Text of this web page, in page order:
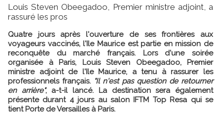
Louis Steven Obeegadoo, Premier ministre adjoint, a
rassuré les pros
Quatre jours après l'ouverture de ses frontières aux
voyageurs vaccinés, l'Ile Maurice est partie en mission de
reconquête du marché français. Lors d'une soirée
organisée à Paris, Louis Steven Obeegadoo, Premier
ministre adjoint de l'Ile Maurice, a tenu à rassurer les
professionnels français. "Il n'est pas question de retourner
en arrière", a-t-il lancé. La destination sera également
présente durant 4 jours au salon IFTM Top Resa qui se
tient Porte de Versailles à Paris.